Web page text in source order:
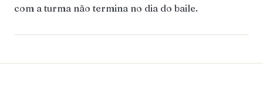
com a turma não termina no dia do baile.